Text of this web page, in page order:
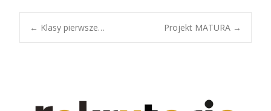
Post
← Klasy pierwsze… Projekt MATURA →